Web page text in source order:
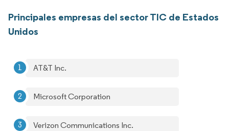
Principales empresas del sector TIC de Estados
Unidos
AT&T Inc.
Microsoft Corporation
Verizon Communications Inc.